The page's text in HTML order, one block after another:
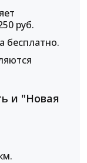
руб.
бесплатно.
и "Новая